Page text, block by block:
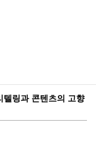
텔링과 콘텐츠의 고향